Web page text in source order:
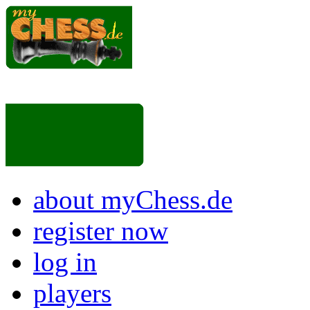
about myChess.de
register now
log in
players